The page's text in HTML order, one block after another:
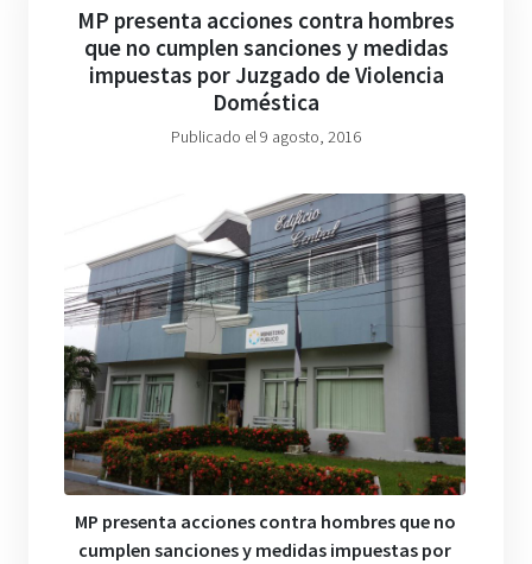
MP presenta acciones contra hombres
que no cumplen sanciones y medidas
impuestas por Juzgado de Violencia
Doméstica
Publicado el 9 agosto, 2016
MP presenta acciones contra hombres que no
cumplen sanciones y medidas impuestas por